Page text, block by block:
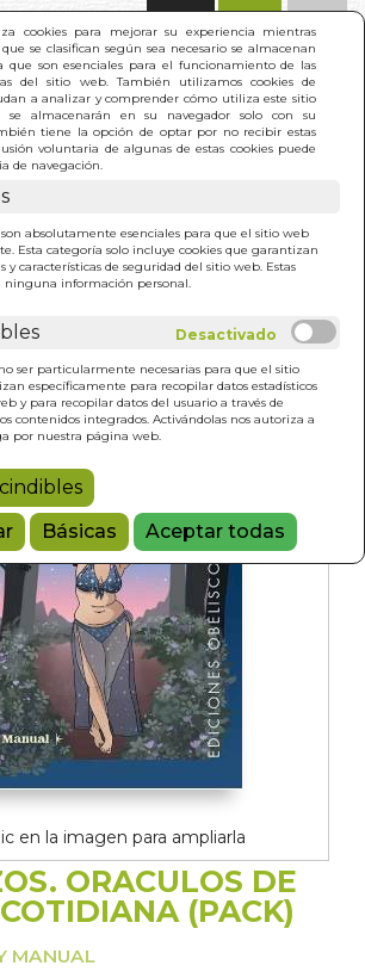
cookies para mejorar su experiencia mientras
que se clasifican según sea necesario se almacenan
que son esenciales para el funcionamiento de las
del sitio web. También utilizamos cookies de
a analizar y comprender cómo utiliza este sitio
se almacenarán en su navegador solo con su
tiene la opción de optar por no recibir estas
voluntaria de algunas de estas cookies puede
de navegación.
son absolutamente esenciales para que el sitio web
Esta categoría solo incluye cookies que garantizan
y características de seguridad del sitio web. Estas
ninguna información personal.
ser particularmente necesarias para que el sitio
específicamente para recopilar datos estadísticos
y para recopilar datos del usuario a través de
contenidos integrados. Activándolas nos autoriza a
por nuestra página web.
Básicas Aceptar todas
en la imagen para ampliarla
ORACULOS DE
(PACK)
MANUAL